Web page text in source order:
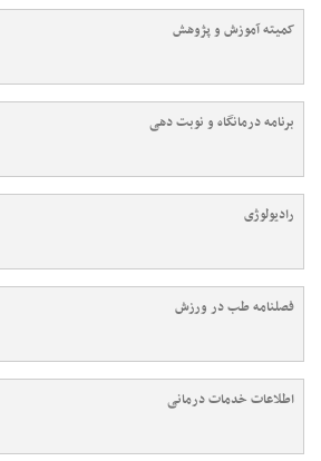
کمیته آموزش و پژوهش
برنامه درمانگاه و نوبت دهی
رادیولوژی
فصلنامه طب در ورزش
اطلاعات خدمات درمانی